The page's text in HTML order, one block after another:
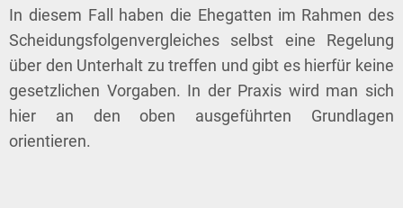
In diesem Fall haben die Ehegatten im Rahmen des
Scheidungsfolgenvergleiches selbst eine Regelung
über den Unterhalt zu treffen und gibt es hierfür keine
gesetzlichen Vorgaben. In der Praxis wird man sich
hier an den oben ausgeführten Grundlagen
orientieren.